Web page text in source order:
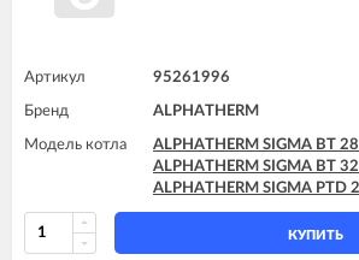
Артикул 95261996
Бренд ALPHATHERM
Модель котла
ALPHATHERM SIGMA BT
ALPHATHERM SIGMA BT
ALPHATHERM SIGMA PTD
КУПИТЬ